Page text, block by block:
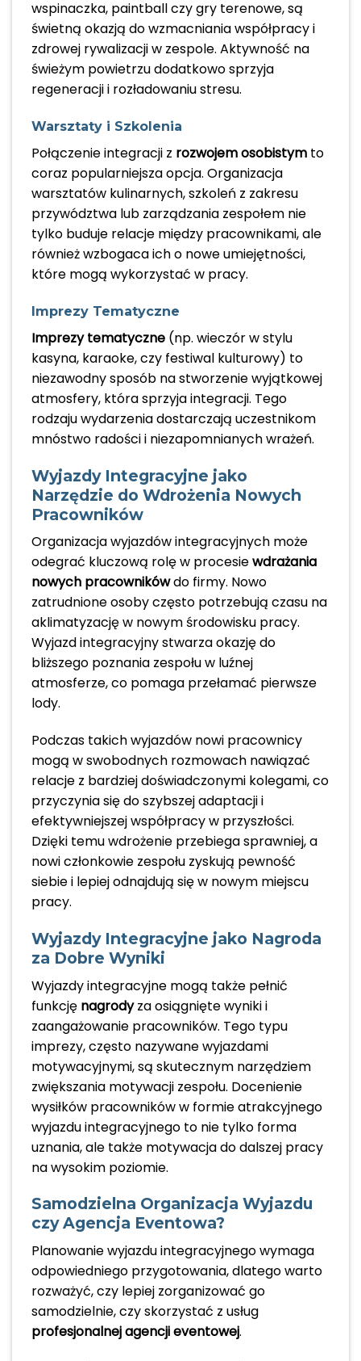
wspinaczka, paintball czy gry terenowe, są
świetną okazją do wzmacniania współpracy i
zdrowej rywalizacji w zespole. Aktywność na
świeżym powietrzu dodatkowo sprzyja
regeneracji i rozładowaniu stresu.
Warsztaty i Szkolenia
Połączenie integracji z rozwojem osobistym to
coraz popularniejsza opcja. Organizacja
warsztatów kulinarnych, szkoleń z zakresu
przywództwa lub zarządzania zespołem nie
tylko buduje relacje między pracownikami, ale
również wzbogaca ich o nowe umiejętności,
które mogą wykorzystać w pracy.
Imprezy Tematyczne
Imprezy tematyczne (np. wieczór w stylu
kasyna, karaoke, czy festiwal kulturowy) to
niezawodny sposób na stworzenie wyjątkowej
atmosfery, która sprzyja integracji. Tego
rodzaju wydarzenia dostarczają uczestnikom
mnóstwo radości i niezapomnianych wrażeń.
Wyjazdy Integracyjne jako
Narzędzie do Wdrożenia Nowych
Pracowników
Organizacja wyjazdów integracyjnych może
odegrać kluczową rolę w procesiewdrażania
nowych pracownikówdo firmy. Nowo
zatrudnione osoby często potrzebują czasu na
aklimatyzację w nowym środowisku pracy.
Wyjazd integracyjny stwarza okazję do
bliższego poznania zespołu w luźnej
atmosferze, co pomaga przełamać pierwsze
lody.
Podczas takich wyjazdów nowi pracownicy
mogą w swobodnych rozmowach nawiązać
relacje z bardziej doświadczonymi kolegami, co
przyczynia się do szybszej adaptacji i
efektywniejszej współpracy w przyszłości.
Dzięki temu wdrożenie przebiega sprawniej, a
nowi członkowie zespołu zyskują pewność
siebie i lepiej odnajdują się w nowym miejscu
pracy.
Wyjazdy Integracyjne jako Nagroda
za Dobre Wyniki
Wyjazdy integracyjne mogą także pełnić
funkcję nagrodyza osiągnięte wyniki i
zaangażowanie pracowników. Tego typu
imprezy, często nazywane wyjazdami
motywacyjnymi, są skutecznym narzędziem
zwiększania motywacji zespołu. Docenienie
wysiłków pracowników w formie atrakcyjnego
wyjazdu integracyjnego to nie tylko forma
uznania, ale także motywacja do dalszej pracy
na wysokim poziomie.
Samodzielna Organizacja Wyjazdu
czy Agencja Eventowa?
Planowanie wyjazdu integracyjnego wymaga
odpowiedniego przygotowania, dlatego warto
rozważyć, czy lepiej zorganizować go
samodzielnie, czy skorzystać z usług
profesjonalnej agencji eventowej.